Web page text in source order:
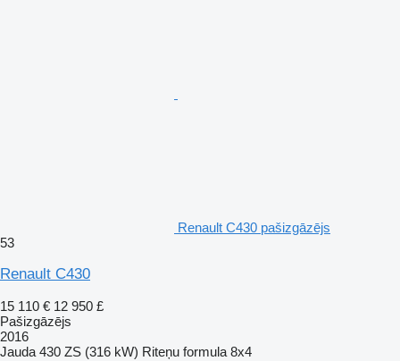
Renault C430 pašizgāzējs
53
Renault C430
15 110 € 12 950 £
Pašizgāzējs
2016
Jauda 430 ZS (316 kW) Riteņu formula 8x4